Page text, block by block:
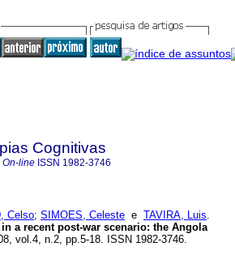
Cognitivas
On-line ISSN 1982-3746
Celso; SIMOES, Celeste e TAVIRA, Luis.
a recent post-war scenario: the Angola
vol.4, n.2, pp.5-18. ISSN 1982-3746.